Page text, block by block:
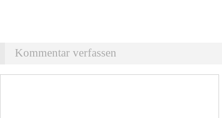
Kommentar verfassen